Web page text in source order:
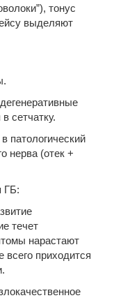
тонус
выделяют
сетчатку.
патологический
нерва (отек +
ГБ:
течет
нарастают
приходится